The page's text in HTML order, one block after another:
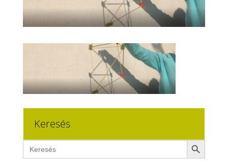
Keresés
Search
for:
Search Button